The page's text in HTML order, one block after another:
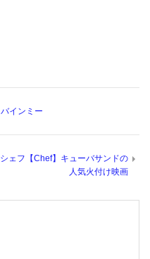
バインミー
シェフ【Chef】キューバサンドの
人気火付け映画